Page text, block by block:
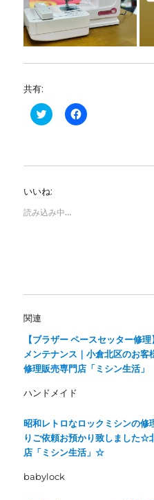
共有:
ク
リ
T
t
e
ウ
で
開
き
ま
す
F
a
o
て
(
新
し
い
ウ
で
開
き
ま
す
いいね:
読み込み中…
関連
【ブラザー ペースセッター修
メンテナンス｜小倉北区のお
修理販売専門店「ミシン生活」
ハンドメイド
昭和レトロなロックミシンの
りご依頼お預かり致しました☆
店「ミシン生活」☆
babylock